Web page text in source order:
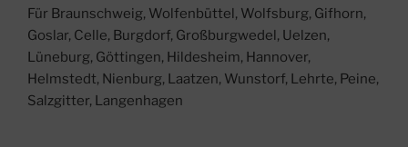
Für Braunschweig, Wolfenbüttel, Wolfsburg, Gifhorn,
Goslar, Celle, Burgdorf, Großburgwedel, Uelzen,
Lüneburg, Göttingen, Hildesheim, Hannover,
Helmstedt, Nienburg, Laatzen, Wunstorf, Lehrte, Peine,
Salzgitter, Langenhagen